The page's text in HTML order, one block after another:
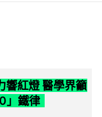
響紅燈 醫學界籲
」鐵律